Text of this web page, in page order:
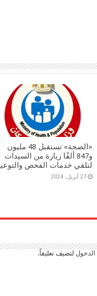
«الصحة» تستقبل 48 مليون
و847 ألفًا زيارة من السيدات
لتلقي خدمات الفحص
27 أبريل، 2024
لتضيف تعليقاً.